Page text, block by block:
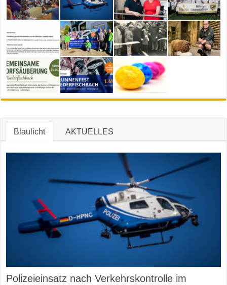
Blaulicht AKTUELLES
Polizeieinsatz nach Verkehrskontrolle im